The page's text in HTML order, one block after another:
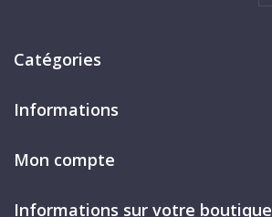
Catégories
Informations
Mon compte
Informations sur votre boutique